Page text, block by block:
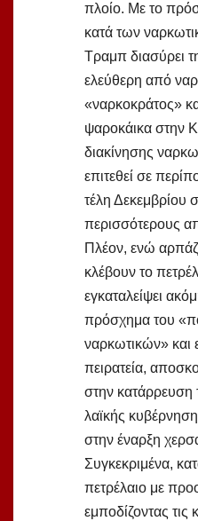
πλοίο. Με το
κατά των
Τραμπ διασύρει
ελεύθερη από
«ναρκοκράτος»
ψαροκάικα στην
διακίνησης
επιτεθεί σε
τέλη Δεκεμβρίου
περισσότερους
Πλέον, ενώ
κλέβουν το
εγκαταλείψει
πρόσχημα του
ναρκωτικών» και
πειρατεία,
στην κατάρρευση
λαϊκής
στην έναρξη
Συγκεκριμένα,
πετρέλαιο με
εμποδίζοντας τις